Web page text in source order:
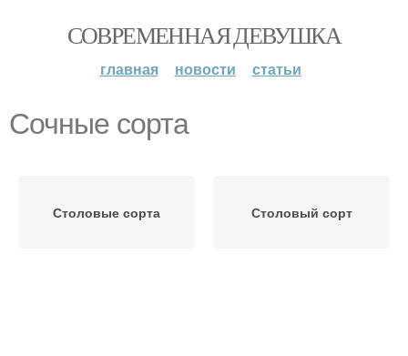
СОВРЕМЕННАЯ ДЕВУШКА
главная новости статьи
Сочные сорта
Столовые сорта Столовый сорт